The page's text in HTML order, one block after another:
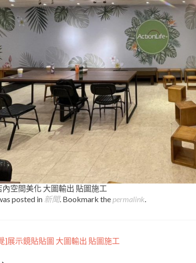
內空間美化 大圖輸出 貼圖施工
posted in 新聞. Bookmark the permalink
]展示鏡貼貼圖 大圖輸出 貼圖施工